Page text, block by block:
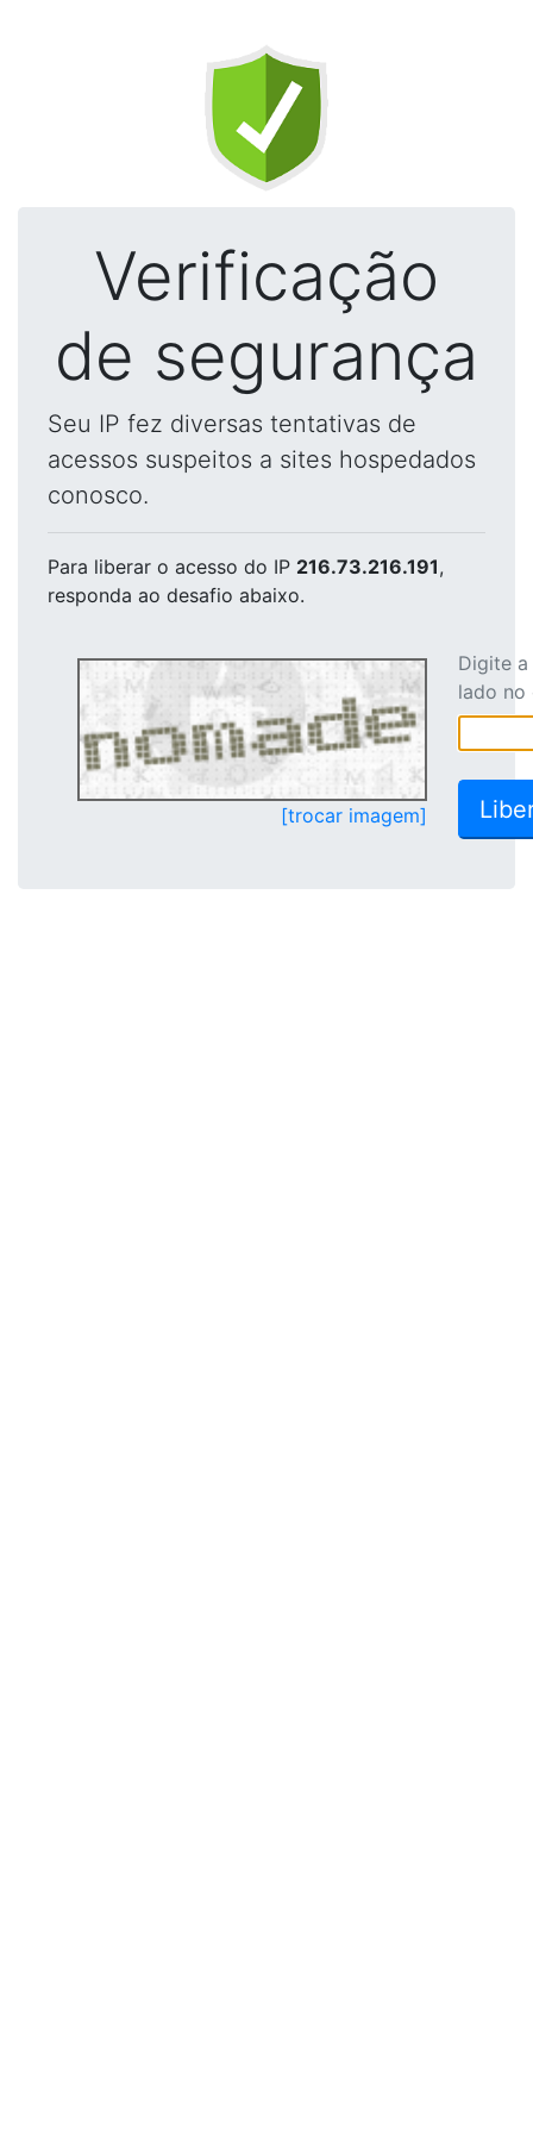
Verificação
de segurança
Seu IP fez diversas tentativas de
acessos suspeitos a sites hospedados
conosco.
Para liberar o acesso do IP 216.73.216.191,
responda ao desafio abaixo.
[trocar imagem]
Digite
lado no